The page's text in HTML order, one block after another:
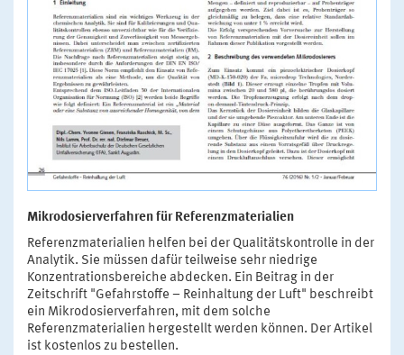
Mikrodosierverfahren für Referenzmaterialien
Referenzmaterialien helfen bei der Qualitätskontrolle in der
Analytik. Sie müssen dafür teilweise sehr niedrige
Konzentrationsbereiche abdecken. Ein Beitrag in der
Zeitschrift "Gefahrstoffe – Reinhaltung der Luft" beschreibt
ein Mikrodosierverfahren, mit dem solche
Referenzmaterialien hergestellt werden können. Der Artikel
ist kostenlos zu bestellen.